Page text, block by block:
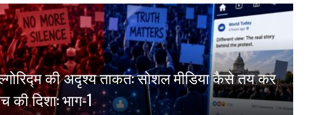
की अदृश्य ताकत: सोशल मीडिया कैसे तय कर
की दिशा: भाग-1